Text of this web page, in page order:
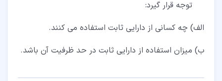
توجه قرار گیرد:
الف) چه کسانی از دارایی ثابت استفاده می کنند.
ب) میزان استفاده از دارایی ثابت در حد ظرفیت آن باشد.